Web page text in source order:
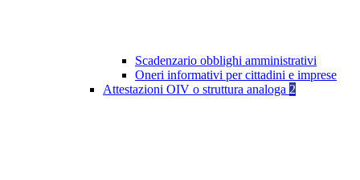
Scadenzario obblighi amministrativi
Oneri informativi per cittadini e imprese
Attestazioni OIV o struttura analoga 2